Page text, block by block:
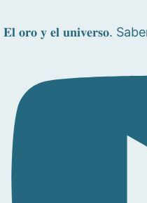
𝐄𝐥 𝐨𝐫𝐨 𝐲 𝐞𝐥 𝐮𝐧𝐢𝐯𝐞𝐫𝐬𝐨.